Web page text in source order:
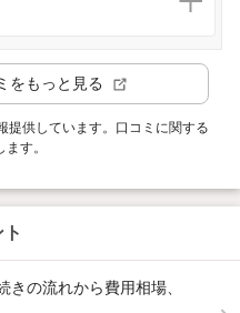
をもっと見る
提供しています。口コミに関する
す。
きの流れから費用相場、